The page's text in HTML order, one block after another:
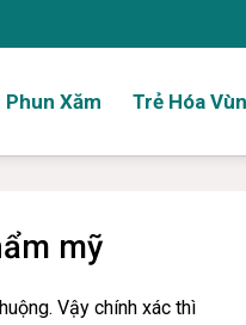
Phun Xăm Trẻ Hóa
mỹ
Vậy chính xác thì